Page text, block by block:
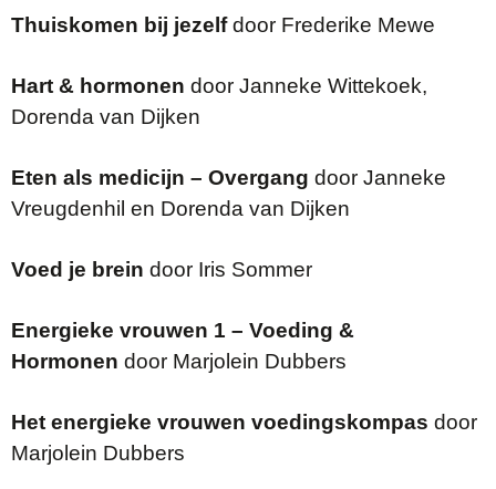
Thuiskomen bij jezelfdoor Frederike Mewe
Hart & hormonen door Janneke Wittekoek,
Dorenda van Dijken
Eten als medicijn – Overgang door Janneke
Vreugdenhil en Dorenda van Dijken
Voed je brein door Iris Sommer
Energieke vrouwen 1 – Voeding &
Hormonen door Marjolein Dubbers
Het energieke vrouwen voedingskompas door
Marjolein Dubbers